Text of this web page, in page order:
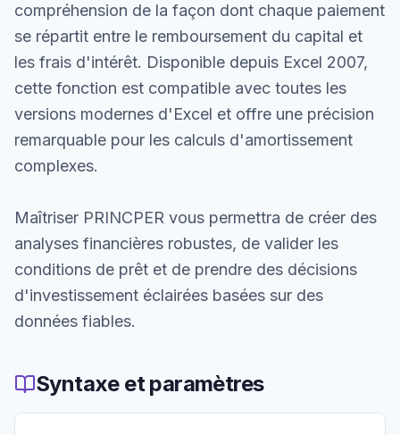
compréhension de la façon dont chaque paiement
se répartit entre le remboursement du capital et
les frais d'intérêt. Disponible depuis Excel 2007,
cette fonction est compatible avec toutes les
versions modernes d'Excel et offre une précision
remarquable pour les calculs d'amortissement
complexes.
Maîtriser PRINCPER vous permettra de créer des
analyses financières robustes, de valider les
conditions de prêt et de prendre des décisions
d'investissement éclairées basées sur des
données fiables.
Syntaxe et paramètres